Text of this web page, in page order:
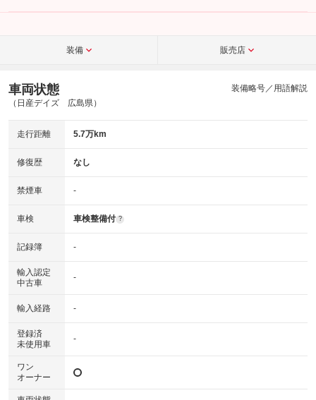
こちら
装備 販売店
車両状態
（日産デイズ 広島県）
装備略号／用語解説
走行距離 5.7万km
修復歴 なし
禁煙車 -
車検 車検整備付 ?
記録簿 -
輸入認定
中古車
-
輸入経路 -
登録済
未使用車
-
ワン
オーナー